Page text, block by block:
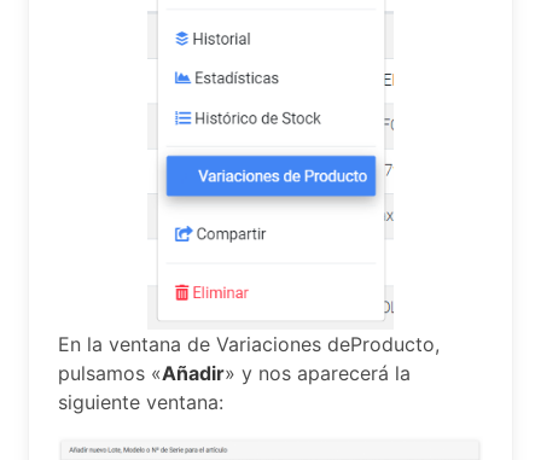
En la ventana de Variaciones deProducto,
pulsamos «Añadir» y nos aparecerá la
siguiente ventana: